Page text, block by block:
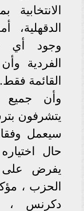
وجود أي
الفردية
القائمة فقط.
وأن جميع
يتشرفون
سيعمل
حال
يفرض على
الحزب ،
دكرنس ،